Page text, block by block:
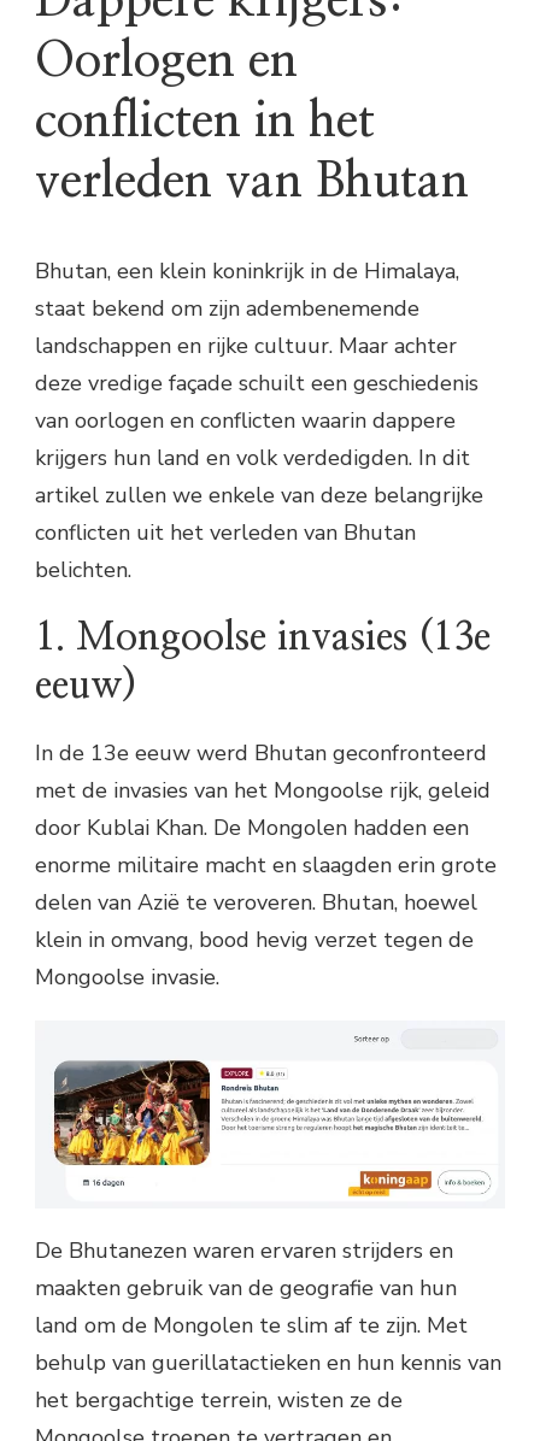
Oorlogen en
conflicten in het
verleden van Bhutan
Bhutan, een klein koninkrijk in de Himalaya,
staat bekend om zijn adembenemende
landschappen en rijke cultuur. Maar achter
deze vredige façade schuilt een geschiedenis
van oorlogen en conflicten waarin dappere
krijgers hun land en volk verdedigden. In dit
artikel zullen we enkele van deze belangrijke
conflicten uit het verleden van Bhutan
belichten.
1. Mongoolse invasies (13e
eeuw)
In de 13e eeuw werd Bhutan geconfronteerd
met de invasies van het Mongoolse rijk, geleid
door Kublai Khan. De Mongolen hadden een
enorme militaire macht en slaagden erin grote
delen van Azië te veroveren. Bhutan, hoewel
klein in omvang, bood hevig verzet tegen de
Mongoolse invasie.
De Bhutanezen waren ervaren strijders en
maakten gebruik van de geografie van hun
land om de Mongolen te slim af te zijn. Met
behulp van guerillatactieken en hun kennis van
het bergachtige terrein, wisten ze de